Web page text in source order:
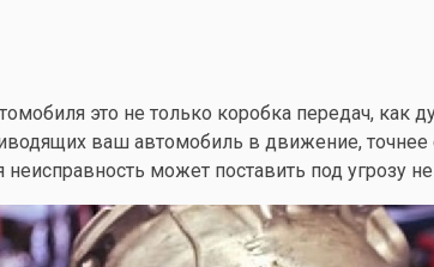
это не только коробка передач,
ваш автомобиль в движение,
может поставить под угрозу